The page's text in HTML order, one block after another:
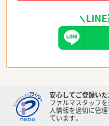
LINE
安心してご登録い
ファルマスタッフを
人情報を適切に管
ています。